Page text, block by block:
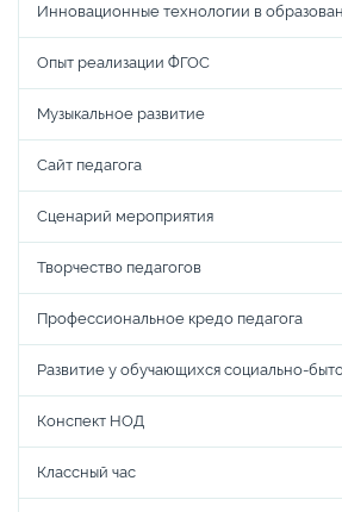
Инновационные технологии в
Опыт реализации ФГОС
Музыкальное развитие
Сайт педагога
Сценарий мероприятия
Творчество педагогов
Профессиональное кредо педагога
Развитие у обучающихся социально-
Конспект НОД
Классный час